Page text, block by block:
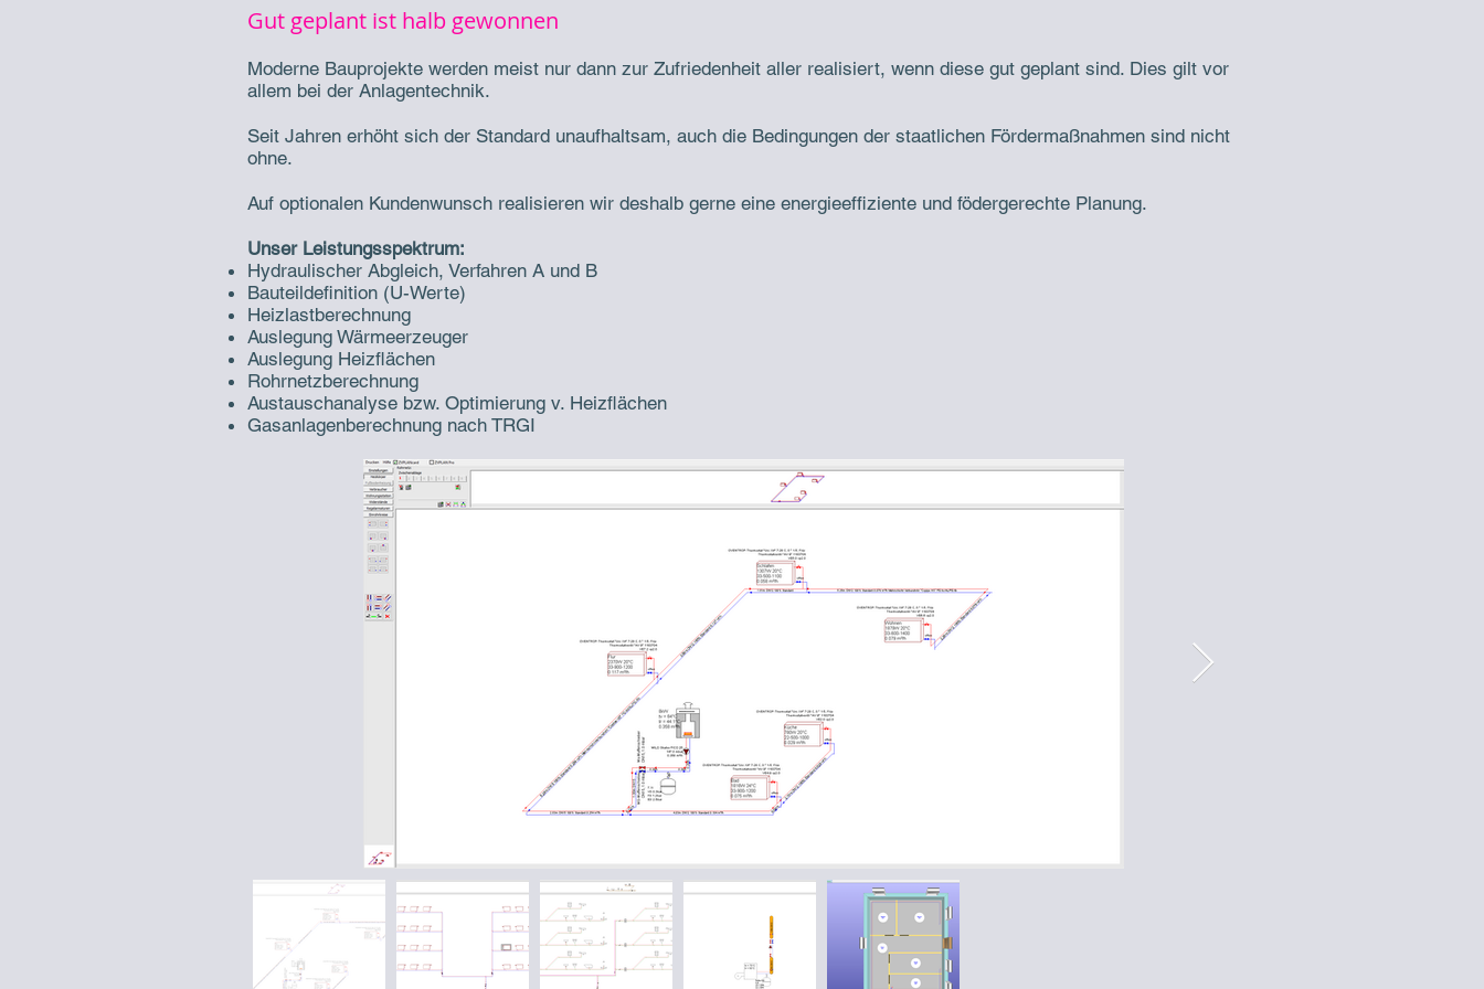
Gut geplant ist halb gewonnen
Moderne Bauprojekte werden meist nur dann zur Zufriedenheit aller realisiert, wenn diese gut geplant sind. Dies gilt vor
allem bei der Anlagentechnik.
Seit Jahren erhöht sich der Standard unaufhaltsam, auch die Bedingungen der staatlichen Fördermaßnahmen sind nicht
ohne.
Auf optionalen Kundenwunsch realisieren wir deshalb gerne eine energieeffiziente und födergerechte Planung.
Unser Leistungsspektrum:
Hydraulischer Abgleich, Verfahren A und B
Bauteildefinition (U-Werte)
Heizlastberechnung
Auslegung Wärmeerzeuger
Auslegung Heizflächen
Rohrnetzberechnung
Austauschanalyse bzw. Optimierung v. Heizflächen
Gasanlagenberechnung nach TRGI